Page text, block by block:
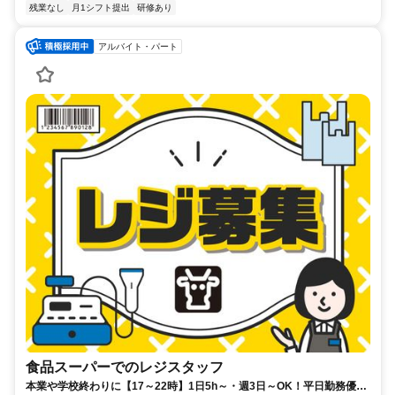
残業なし 月1シフト提出 研修あり
アルバイト・パート
食品スーパーでのレジスタッフ
本業や学校終わりに【17～22時】1日5h～・週3日～OK！平日勤務優遇